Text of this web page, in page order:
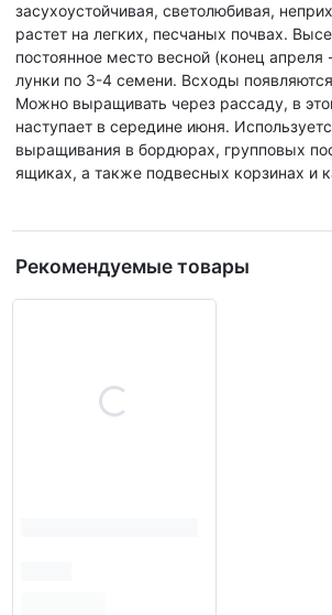
засухоустойчивая, светолюбивая,
растет на легких, песчаных почвах.
постоянное место весной (конец апреля
лунки по 3-4 семени. Всходы
Можно выращивать через рассаду, в
наступает в середине июня.
выращивания в бордюрах, групповых
ящиках, а также подвесных корзинах и
Рекомендуемые товары